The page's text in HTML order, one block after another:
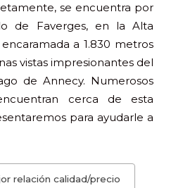
se encuentra por
de Faverges, en la Alta
a 1.830 metros
vistas impresionantes del
de Annecy. Numerosos
cerca de esta
para ayudarle a
relación calidad/precio